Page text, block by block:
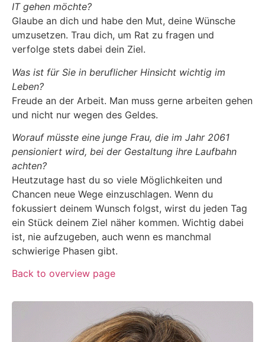
IT gehen möchte?
Glaube an dich und habe den Mut, deine Wünsche
umzusetzen. Trau dich, um Rat zu fragen und
verfolge stets dabei dein Ziel.
Was ist für Sie in beruflicher Hinsicht wichtig im
Leben?
Freude an der Arbeit. Man muss gerne arbeiten gehen
und nicht nur wegen des Geldes.
Worauf müsste eine junge Frau, die im Jahr 2061
pensioniert wird, bei der Gestaltung ihre Laufbahn
achten?
Heutzutage hast du so viele Möglichkeiten und
Chancen neue Wege einzuschlagen. Wenn du
fokussiert deinem Wunsch folgst, wirst du jeden Tag
ein Stück deinem Ziel näher kommen. Wichtig dabei
ist, nie aufzugeben, auch wenn es manchmal
schwierige Phasen gibt.
Back to overview page